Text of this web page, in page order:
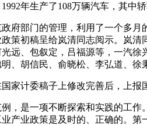
年生产了108万辆汽车，其中
府部门的管理，利用了一个多
策初稿呈给岚清同志阅示。岚
远、包叙定，吕福源等，一汽
、胡信民、俞晓松、李弘道、徐
家计委稿子上修改完善后，上报
，是一项不断探索和实践的工
产业政策是及时的、正确的。第